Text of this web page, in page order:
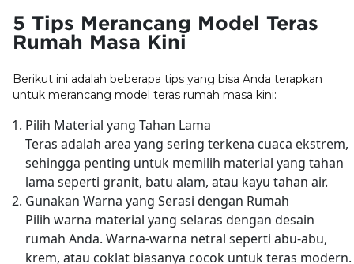
5 Tips Merancang Model Teras
Rumah Masa Kini
Berikut ini adalah beberapa tips yang bisa Anda terapkan
untuk merancang model teras rumah masa kini:
Pilih Material yang Tahan Lama
Teras adalah area yang sering terkena cuaca ekstrem,
sehingga penting untuk memilih material yang tahan
lama seperti granit, batu alam, atau kayu tahan air.
Gunakan Warna yang Serasi dengan Rumah
Pilih warna material yang selaras dengan desain
rumah Anda. Warna-warna netral seperti abu-abu,
krem, atau coklat biasanya cocok untuk teras modern.